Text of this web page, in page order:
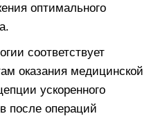
оптимального
соответствует
оказания медицинской
ускоренного
после операций